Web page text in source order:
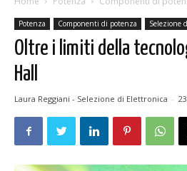
Potenza Componenti di potenza Selezione
Oltre i limiti della
Hall
Laura Reggiani - Selezione di Elettronica -